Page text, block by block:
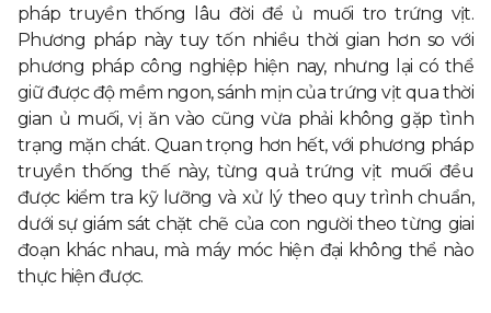
pháp truyền thống lâu đời để ủ muối tro trứng vịt.
Phương pháp này tuy tốn nhiều thời gian hơn so với
phương pháp công nghiệp hiện nay, nhưng lại có thể
giữ được độ mềm ngon, sánh mịn của trứng vịt qua thời
gian ủ muối, vị ăn vào cũng vừa phải không gặp tình
trạng mặn chát. Quan trọng hơn hết, với phương pháp
truyền thống thế này, từng quả trứng vịt muối đều
được kiểm tra kỹ lưỡng và xử lý theo quy trình chuẩn,
dưới sự giám sát chặt chẽ của con người theo từng giai
đoạn khác nhau, mà máy móc hiện đại không thể nào
thực hiện được.